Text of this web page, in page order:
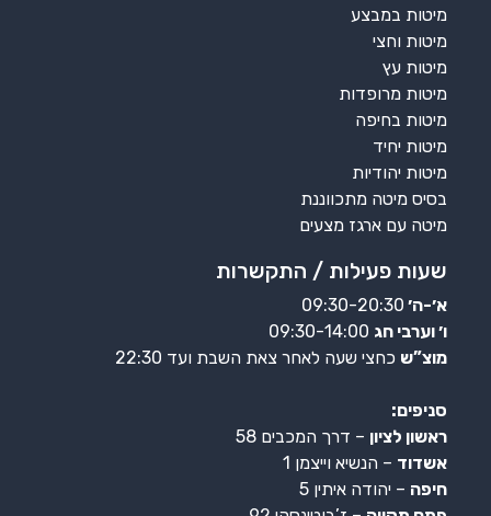
מיטות במבצע
מיטות וחצי
מיטות עץ
מיטות מרופדות
מיטות בחיפה
מיטות יחיד
מיטות יהודיות
בסיס מיטה מתכווננת
מיטה עם ארגז מצעים
שעות פעילות / התקשרות
א׳-ה׳ 09:30-20:30
ו׳ וערבי חג
מוצ”ש כחצי שעה לאחר צאת השבת ועד 22:30
סניפים:
ראשון לציון – דרך המכבים 58
אשדוד – הנשיא וייצמן 1
חיפה – יהודה איתין 5